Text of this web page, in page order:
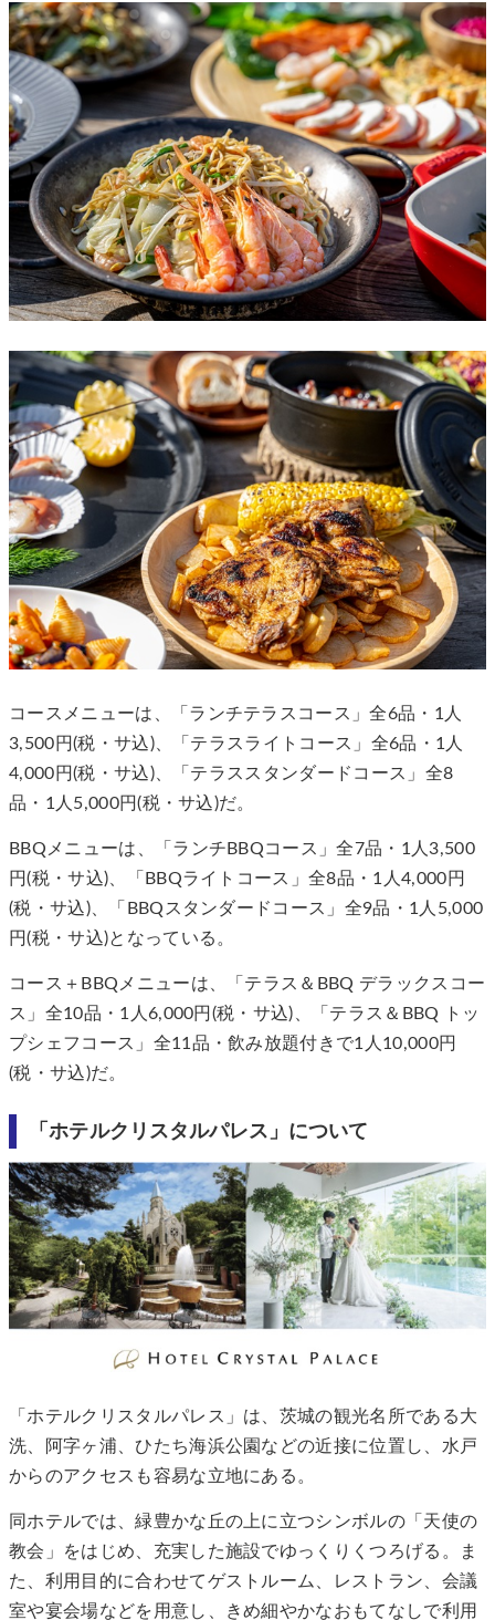
コースメニューは、「ランチテラスコース」全6品・1人
3,500円(税・サ込)、「テラスライトコース」全6品・1人
4,000円(税・サ込)、「テラススタンダードコース」全8
品・1人5,000円(税・サ込)だ。
BBQメニューは、「ランチBBQコース」全7品・1人3,500
円(税・サ込)、「BBQライトコース」全8品・1人4,000円
(税・サ込)、「BBQスタンダードコース」全9品・1人5,000
円(税・サ込)となっている。
コース＋BBQメニューは、「テラス＆BBQ デラックスコー
ス」全10品・1人6,000円(税・サ込)、「テラス＆BBQ トッ
プシェフコース」全11品・飲み放題付きで1人10,000円
(税・サ込)だ。
「ホテルクリスタルパレス」について
「ホテルクリスタルパレス」は、茨城の観光名所である大
洗、阿字ヶ浦、ひたち海浜公園などの近接に位置し、水戸
からのアクセスも容易な立地にある。
同ホテルでは、緑豊かな丘の上に立つシンボルの「天使の
教会」をはじめ、充実した施設でゆっくりくつろげる。ま
た、利用目的に合わせてゲストルーム、レストラン、会議
室や宴会場などを用意し、きめ細やかなおもてなしで利用